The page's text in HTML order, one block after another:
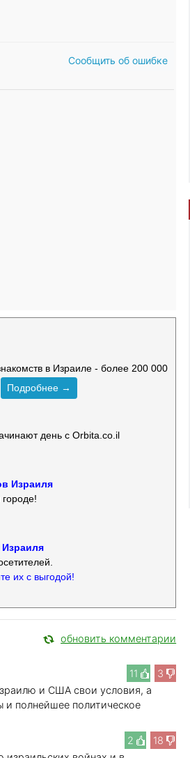
Сообщить об ошибке
в Израиле - более 200 000
Подробнее →
день с Orbita.co.il
Израиля
их с выгодой!
обновить комментарии
11 3
и США свои условия, а
и полнейшее политическое
2
18